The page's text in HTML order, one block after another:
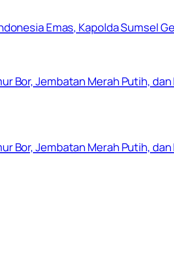
Emas, Kapolda Sumsel
Bor, Jembatan Merah Putih,
Bor, Jembatan Merah Putih,